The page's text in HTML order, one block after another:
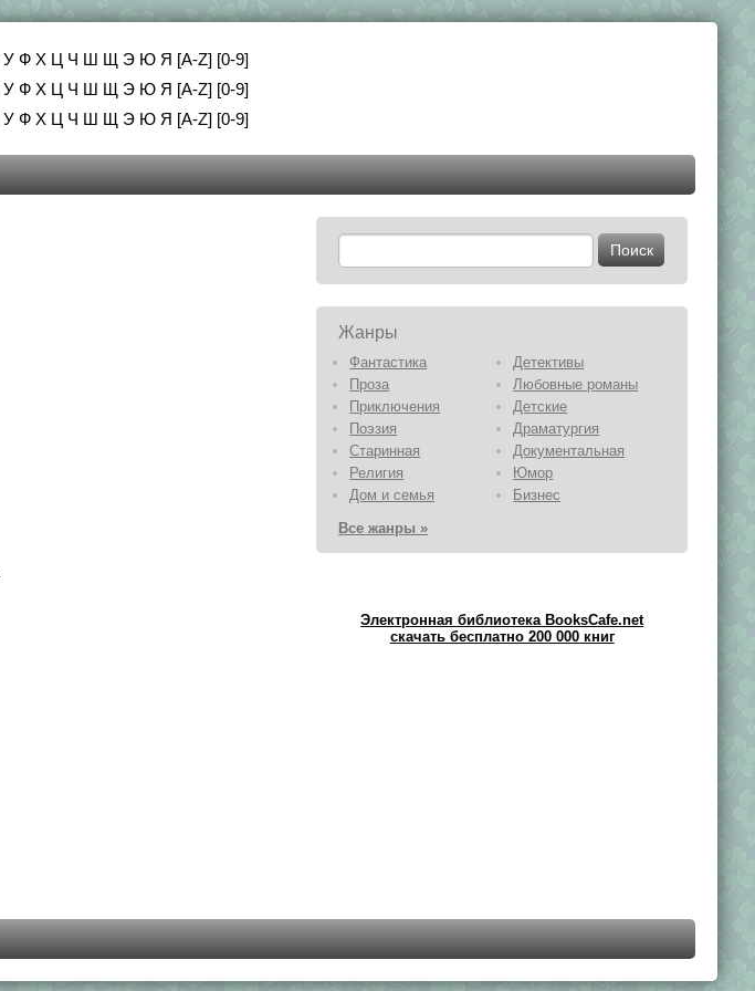
У Ф Х Ц Ч Ш Щ Э Ю Я [A-Z] [0-9]
У Ф Х Ц Ч Ш Щ Э Ю Я [A-Z] [0-9]
У Ф Х Ц Ч Ш Щ Э Ю Я [A-Z] [0-9]
Жанры
Фантастика
Детективы
Проза
Любовные романы
Приключения
Детские
Поэзия
Драматургия
Старинная
Документальная
Религия
Юмор
Дом и семья
Бизнес
Все жанры »
Электронная библиотека BooksCafe.net
скачать бесплатно 200 000 книг